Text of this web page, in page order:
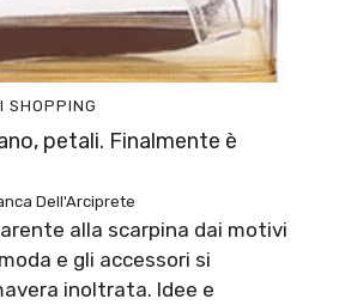
SHOPPING
petali. Finalmente è
Dell'Arciprete
alla scarpina dai motivi
e gli accessori si
inoltrata. Idee e